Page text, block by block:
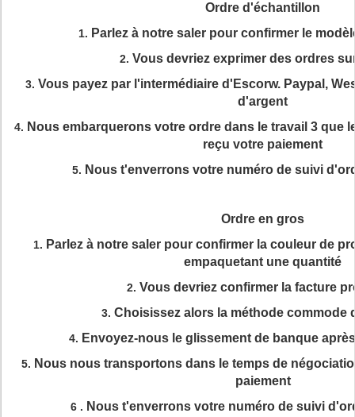
Ordre d'échantillon
1. Parlez à notre saler pour confirmer le
2. Vous devriez exprimer des ordres
3. Vous payez par l'intermédiaire d'Escorw. Paypal,
d'argent
4. Nous embarquerons votre ordre dans le travail 3 que
reçu votre paiement
5. Nous t'enverrons votre numéro de suivi
Ordre en gros
1. Parlez à notre saler pour confirmer la couleur de
empaquetant une quantité
2. Vous devriez confirmer la facture
3. Choisissez alors la méthode commode
4. Envoyez-nous le glissement de banque
5. Nous nous transportons dans le temps de
paiement
6 . Nous t'enverrons votre numéro de suivi